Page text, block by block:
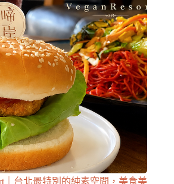
｜台北最特別的純素空間，美食美